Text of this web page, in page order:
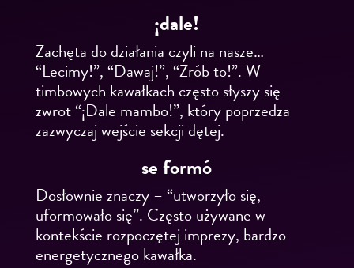
¡dale!
Zachęta do działania czyli na nasze…
“Lecimy!”, “Dawaj!”, “Zrób to!”. W
timbowych kawałkach często słyszy się
zwrot “¡Dale mambo!”, który poprzedza
zazwyczaj wejście sekcji dętej.
se formó
Dosłownie znaczy – “utworzyło się,
uformowało się”. Często używane w
kontekście rozpoczętej imprezy, bardzo
energetycznego kawałka.